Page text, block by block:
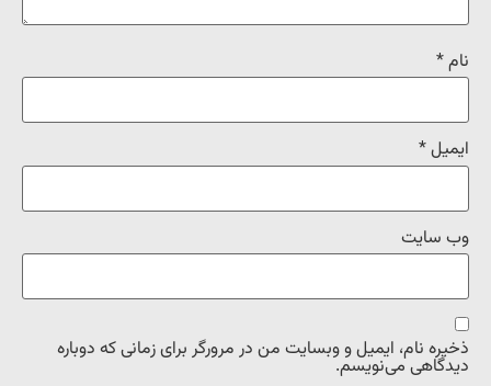
نام*
ایمیل*
وب‌ سایت
ذخیره نام، ایمیل و وبسایت من در مرورگر برای زمانی که دوباره
دیدگاهی می‌نویسم.